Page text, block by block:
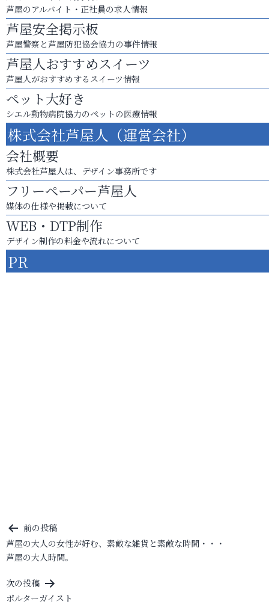
芦屋のアルバイト・正社員の求人情報
芦屋安全掲示板
芦屋警察と芦屋防犯協会協力の事件情報
芦屋人おすすめスイーツ
芦屋人がおすすめするスイーツ情報
ペット大好き
シエル動物病院協力のペットの医療情報
株式会社芦屋人（運営会社）
会社概要
株式会社芦屋人は、デザイン事務所です
フリーペーパー芦屋人
媒体の仕様や掲載について
WEB・DTP制作
デザイン制作の料金や流れについて
PR
投
稿
ナ
ビ
ゲ
前の投稿
芦屋の大人の女性が好む、素敵な雑貨と素敵な時間・・・
芦屋の大人時間。
次の投稿
ポルターガイスト